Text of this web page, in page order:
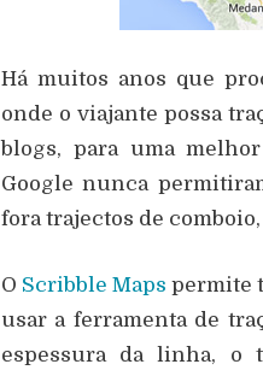
Há muitos anos que
onde o viajante possa
blogs, para uma
Google nunca
fora trajectos de comboio,
O Scribble Maps permite
usar a ferramenta de
espessura da linha, o